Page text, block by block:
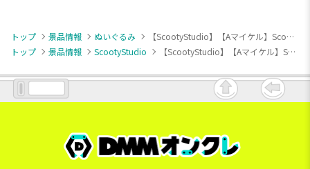
トップ 景品情報 ぬいぐるみ
【ScootyStudio】【Aマイケル】ScootyStudio ぬいぐるみ
トップ
景品情報 ScootyStudio 【ScootyStudio】【Aマイケル】ScootyStudio ぬいぐるみ